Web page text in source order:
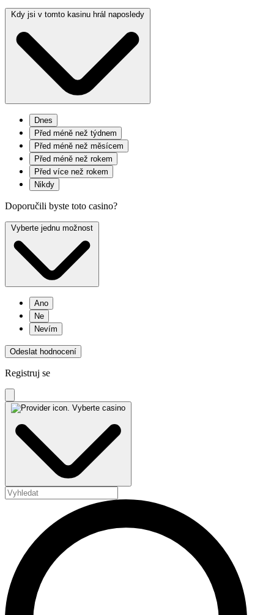
Kdy jsi v tomto kasinu hrál naposledy
Dnes
Před méně než týdnem
Před méně než měsícem
Před méně než rokem
Před více než rokem
Nikdy
Doporučili byste toto casino?
Vyberte jednu možnost
Ano
Ne
Nevím
Odeslat hodnocení
Registruj se
Vyberte casino